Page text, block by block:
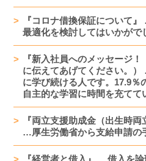
『コロナ借換保証について
最適化を検討してはいかがで
『新入社員へのメッセージ
に伝えてあげてください。
に学び続ける人です。17.9
自主的な学習に時間を充てて
『両立支援助成金（出生時両
…厚生労働省から支給申請の